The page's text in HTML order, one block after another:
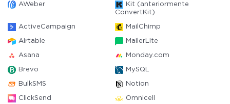
AWeber
Kit (anteriormente
ConvertKit)
ActiveCampaign MailChimp
Airtable MailerLite
Asana Monday.com
Brevo MySQL
BulkSMS Notion
ClickSend Omnicell